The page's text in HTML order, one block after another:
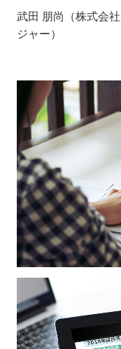
武田 朋尚（株式会
ジャー）